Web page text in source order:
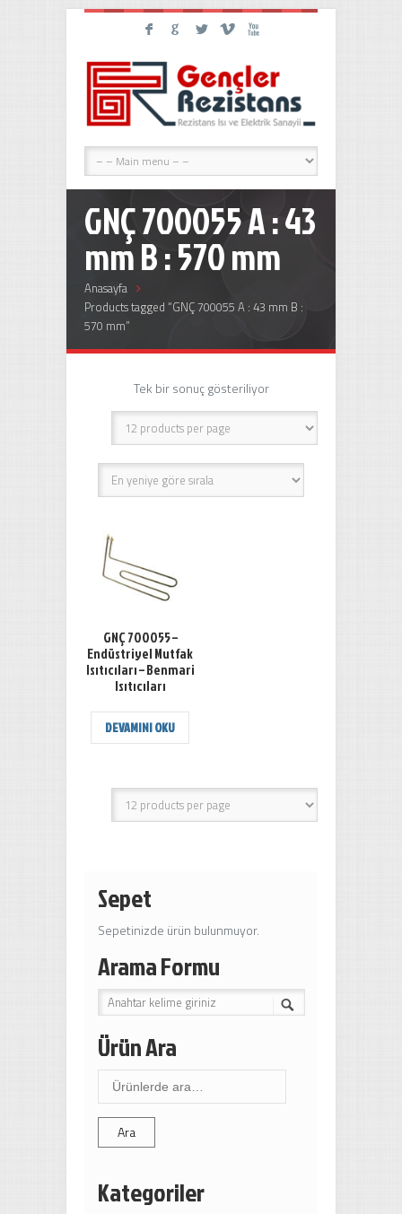
F G L V X
GNÇ 700055 A : 43
mm B : 570 mm
Anasayfa
Products tagged “GNÇ 700055 A : 43 mm B :
570 mm”
Tek bir sonuç gösteriliyor
GNÇ 700055 –
Endüstriyel Mutfak
Isıtıcıları – Benmari
Isıtıcıları
DEVAMINI OKU
Sepet
Sepetinizde ürün bulunmuyor.
Arama Formu
Ürün Ara
Ara:
Ara
Kategoriler